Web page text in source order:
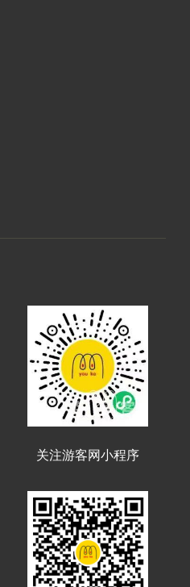
关注游客网小程序